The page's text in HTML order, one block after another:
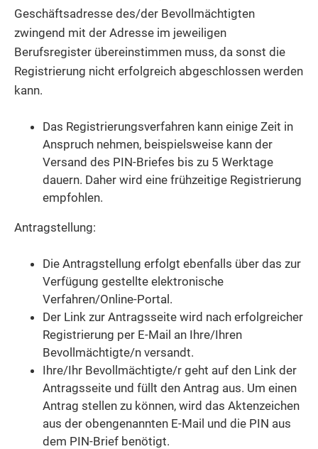
Geschäftsadresse des/der Bevollmächtigten
zwingend mit der Adresse im jeweiligen
Berufsregister übereinstimmen muss, da sonst die
Registrierung nicht erfolgreich abgeschlossen werden
kann.
Das Registrierungsverfahren kann einige Zeit in
Anspruch nehmen, beispielsweise kann der
Versand des PIN-Briefes bis zu 5 Werktage
dauern. Daher wird eine frühzeitige Registrierung
empfohlen.
Antragstellung:
Die Antragstellung erfolgt ebenfalls über das zur
Verfügung gestellte elektronische
Verfahren/Online-Portal.
Der Link zur Antragsseite wird nach erfolgreicher
Registrierung per E-Mail an Ihre/Ihren
Bevollmächtigte/n versandt.
Ihre/Ihr Bevollmächtigte/r geht auf den Link der
Antragsseite und füllt den Antrag aus. Um einen
Antrag stellen zu können, wird das Aktenzeichen
aus der obengenannten E-Mail und die PIN aus
dem PIN-Brief benötigt.